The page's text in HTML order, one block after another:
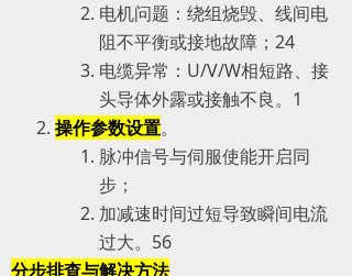
电机问题：绕组烧毁、线间电
阻不平衡或接地故障；‌‌2‌‌4
电缆异常：U/V/W相短路、接
头导体外露或接触不良。‌‌1
操作参数设置。
脉冲信号与伺服使能开启同
步；
加减速时间过短导致瞬间电流
过大。‌‌5‌‌6
分步排查与解决方法